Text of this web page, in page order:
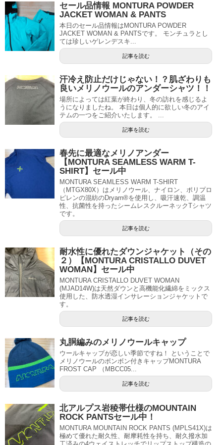
セール品情報 MONTURA POWDER
JACKET WOMAN & PANTS
本日のセール品情報はMONTURA POWDER
JACKET WOMAN & PANTSです。 モンチュラとし
ては珍しいゲレンデスキ...
記事を読む
汗冷え防止だけじゃない！？肌ざわりも
良いメリノウールのアンダーシャツ！！
場所によっては紅葉が終わり、冬の訪れを感じるよ
うになりましたね。 本日は個人的に欲しい冬のアイ
テムの一つをご紹介いたします。 ...
記事を読む
春先に最適なメリノアンダー
【MONTURA SEAMLESS WARM T-
SHIRT】セール中
MONTURA SEAMLESS WARM T-SHIRT
（MTGX80X）はメリノウール、ナイロン、ポリプロ
ピレンの混紡のDryarn®を使用し、吸汗速乾、調温
性、抗菌性を持ったシームレスクルーネックTシャツ
です。
記事を読む
耐水性に優れたダウンジャケット（その
２）【MONTURA CRISTALLO DUVET
WOMAN】セール中
MONTURA CRISTALLO DUVET WOMAN
(MJAD14W)は天然ダウンと高機能化繊綿をミックス
使用した、防水透湿インサレーションジャケットで
す。
記事を読む
丸胴編みのメリノウールキャップ
ウールキャップが恋しい季節ですね！ ということで
メリノウールのボンボン付きキャップMONTURA
FROST CAP （MBCC05...
記事を読む
北アルプス岩稜帯仕様のMOUNTAIN
ROCK PANTSセール中！
MONTURA MOUNTAIN ROCK PANTS (MPLS41X)は
極めて優れた耐久性、耐摩耗性を持ち、耐久撥水加